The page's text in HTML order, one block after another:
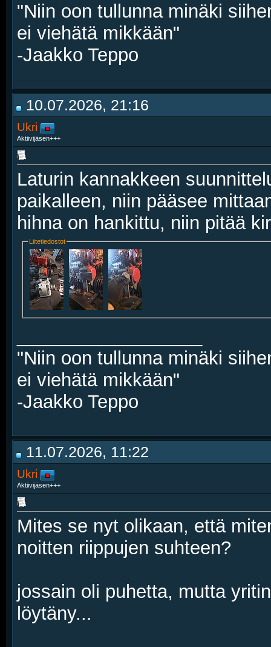
"Niin oon tullunna minäki
ei viehätä mikkään"
-Jaakko Teppo
10.07.2026, 21:16
Ukri
Aktiivijäsen+++
Laturin kannakkeen
paikalleen, niin pääsee
hihna on hankittu, niin pitää
Liitetiedostot
"Niin oon tullunna minäki
ei viehätä mikkään"
-Jaakko Teppo
11.07.2026, 11:22
Ukri
Aktiivijäsen+++
Mites se nyt olikaan, että
noitten riippujen suhteen?
jossain oli puhetta, mutta
löytäny...